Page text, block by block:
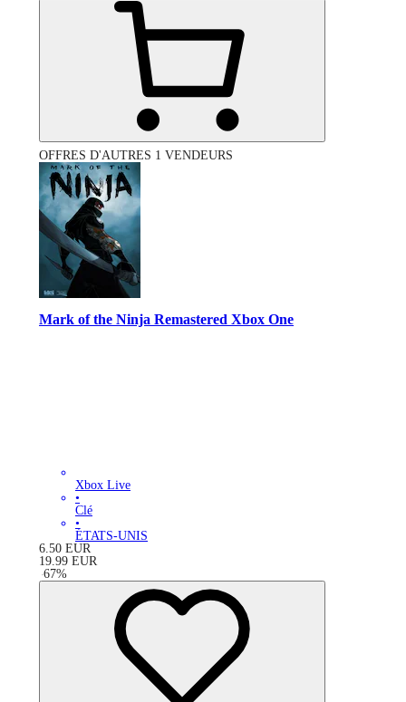
OFFRES D'AUTRES 1 VENDEURS
Mark of the Ninja Remastered Xbox One
Xbox Live
•
Clé
•
ÉTATS-UNIS
6.50 EUR
19.99 EUR
-67%